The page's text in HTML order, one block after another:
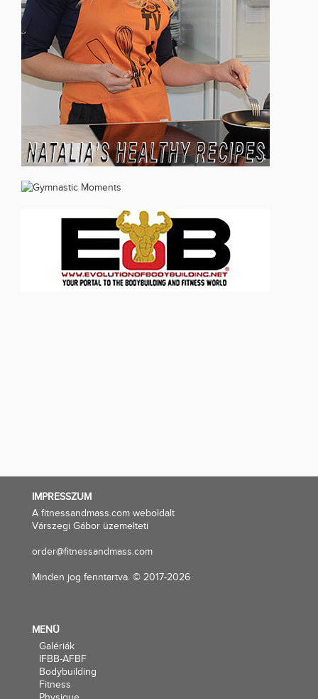
IMPRESSZUM
A fitnessandmass.com weboldalt
Várszegi Gábor üzemelteti
order@fitnessandmass.com
Minden jog fenntartva. © 2017-2026
MENÜ
Galériák
IFBB-AFBF
Bodybuilding
Fitness